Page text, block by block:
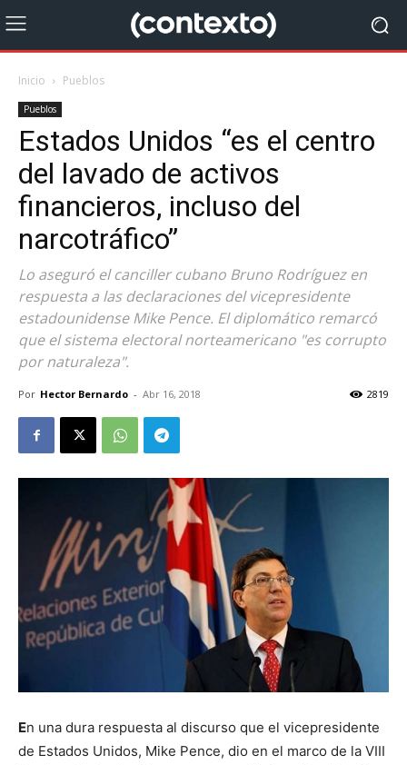
Inicio Pueblos
Pueblos
Estados Unidos “es el centro
del lavado de activos
financieros, incluso del
narcotráfico”
Lo aseguró el canciller cubano Bruno Rodríguez en
respuesta a las declaraciones del vicepresidente
estadounidense Mike Pence. El diplomático remarcó
que el sistema electoral norteamericano "es corrupto
por naturaleza".
Por Hector Bernardo - Abr 16, 2018 2819
En una dura respuesta al discurso que el vicepresidente
de Estados Unidos, Mike Pence, dio en el marco de la VIII